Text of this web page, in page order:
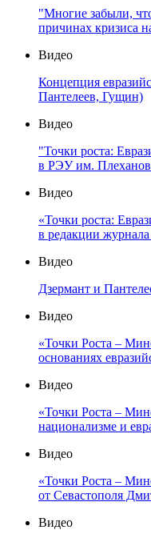
"Многие забыли,
причинах кризиса
Видео
Концепция
Пантелеев, Гущин)
Видео
"Точки роста:
в РЭУ им.
Видео
«Точки роста:
в редакции
Видео
Дзермант и
Видео
«Точки Роста –
основаниях
Видео
«Точки Роста –
национализме и
Видео
«Точки Роста –
от Севастополя
Видео